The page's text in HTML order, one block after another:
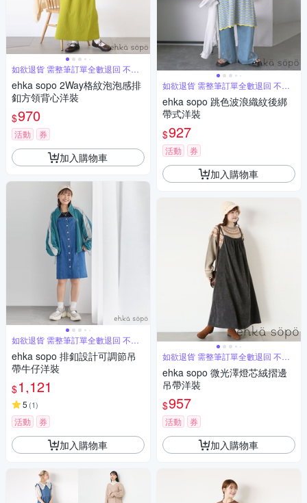
如欲退貨 需整筆訂單全數退回 不能
單退
ehka sopo 2Way格紋泡泡感排
釦方領背心洋裝
$970
活動 券
加入購物車
如欲退貨 需整筆訂單全數退回 不能
單退
ehka sopo 排釦設計可調節吊
帶牛仔洋裝
$1,121
5 (1)
活動 券
加入購物車
如欲退貨 需整筆訂單全數退回 不能
單退
ehka sopo 跳色波浪織紋後綁
帶式洋裝
$927
活動 券
加入購物車
如欲退貨 需整筆訂單全數退回 不能
單退
ehka sopo 微光澤燈芯絨摺邊
吊帶洋裝
$957
活動 券
加入購物車